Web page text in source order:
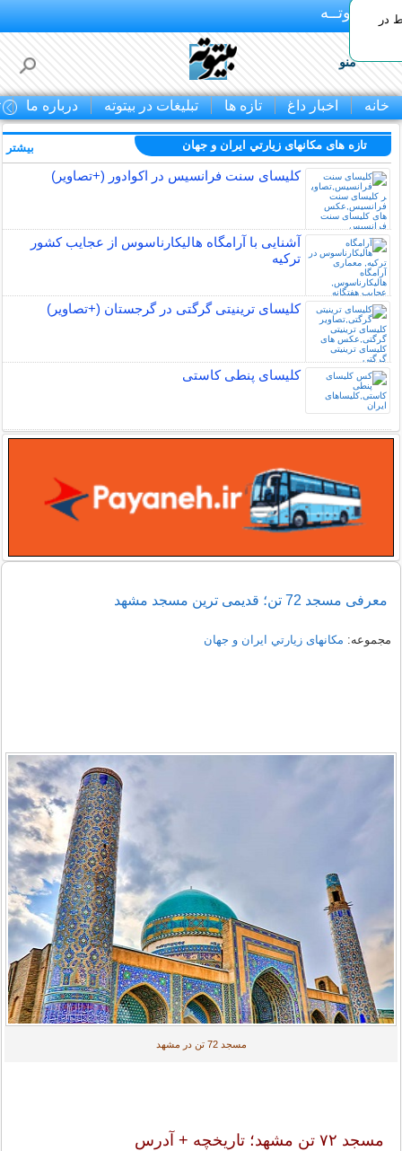
بـیتوتــه
منو
خانه اخبار داغ تازه ها تبلیغات در بیتوته درباره ما
در
تازه های مکانهای زيارتي ايران و جهان
کلیسای سنت فرانسیس در اکوادور (+تصاویر)
آشنایی با آرامگاه هالیکارناسوس از عجایب کشور
ترکیه
کلیسای ترینیتی گرگتی در گرجستان (+تصاویر)
کلیسای پنطی کاستی
بیشتر
معرفی مسجد 72 تن؛ قدیمی ترین مسجد مشهد
مجموعه: مکانهای زيارتي ايران و جهان
مسجد 72 تن در مشهد
مسجد ۷۲ تن مشهد؛ تاریخچه + آدرس